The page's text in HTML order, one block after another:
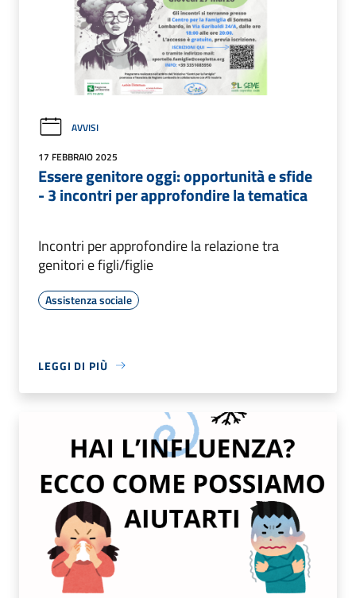
AVVISI
17 FEBBRAIO 2025
Essere genitore oggi: opportunità e sfide
- 3 incontri per approfondire la tematica
Incontri per approfondire la relazione tra
genitori e figli/figlie
Assistenza sociale
LEGGI DI PIÙ